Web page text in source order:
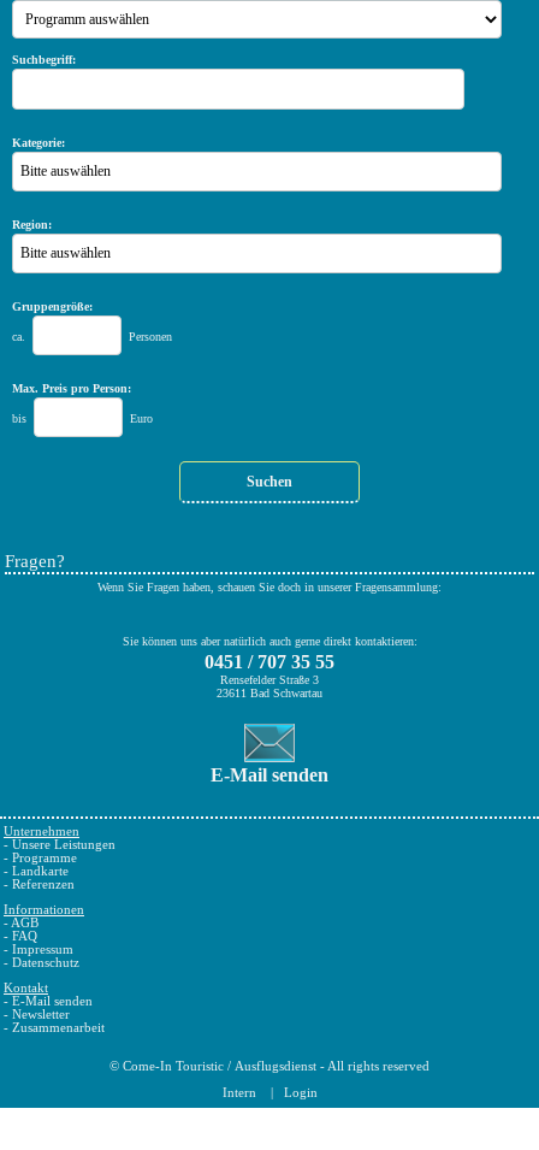
Suchbegriff:
Kategorie:
Bitte auswählen
Region:
Bitte auswählen
Gruppengröße:
ca. Personen
Max. Preis pro Person:
bis Euro
Fragen?
Wenn Sie Fragen haben, schauen Sie doch in unserer Fragensammlung:
Sie können uns aber natürlich auch gerne direkt kontaktieren:
0451 / 707 35 55
Rensefelder Straße 3
23611 Bad Schwartau
E-Mail senden
Unternehmen
- Unsere Leistungen
- Programme
- Landkarte
- Referenzen
Informationen
- AGB
- FAQ
- Impressum
- Datenschutz
Kontakt
- E-Mail senden
- Newsletter
- Zusammenarbeit
© Come-In Touristic / Ausflugsdienst - All rights reserved
Intern
Login